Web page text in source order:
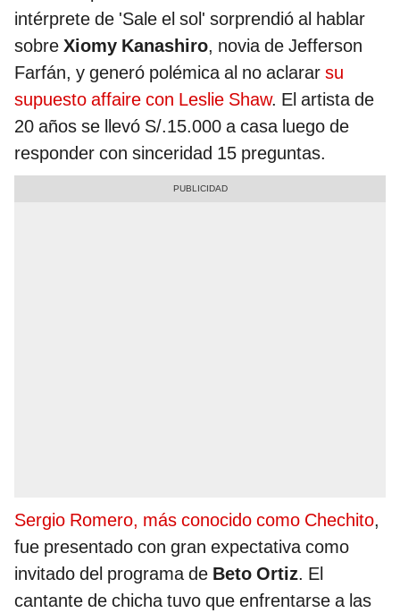
intérprete de 'Sale el sol' sorprendió al hablar
sobre Xiomy Kanashiro, novia de Jefferson
Farfán, y generó polémica al no aclarar su
supuesto affaire con Leslie Shaw. El artista de
20 años se llevó S/.15.000 a casa luego de
responder con sinceridad 15 preguntas.
Sergio Romero, más conocido como Chechito,
fue presentado con gran expectativa como
invitado del programa de Beto Ortiz. El
cantante de chicha tuvo que enfrentarse a las